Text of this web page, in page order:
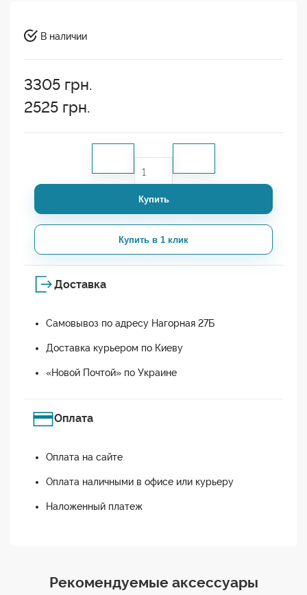
В наличии
3305 грн.
2525 грн.
Купить
Купить в 1 клик
Доставка
Самовывоз по адресу Нагорная 27Б
Доставка курьером по Киеву
«Новой Почтой» по Украине
Оплата
Оплата на сайте
Оплата наличными в офисе или курьеру
Наложенный платеж
Рекомендуемые аксессуары